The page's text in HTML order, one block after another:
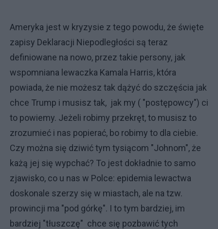
Ameryka jest w kryzysie z tego powodu, że święte
zapisy Deklaracji Niepodległości są teraz
definiowane na nowo, przez takie persony, jak
wspomniana lewaczka Kamala Harris, która
powiada, że nie możesz tak dążyć do szczęścia jak
chce Trump i musisz tak, jak my ( "postępowcy") ci
to powiemy. Jeżeli robimy przekręt, to musisz to
zrozumieć i nas popierać, bo robimy to dla ciebie.
Czy można się dziwić tym tysiącom "Johnom", że
każą jej się wypchać? To jest dokładnie to samo
zjawisko, co u nas w Polce: epidemia lewactwa
doskonale szerzy się w miastach, ale na tzw.
prowincji ma "pod górkę". I to tym bardziej, im
bardziej "tłuszczę" chce się pozbawić tych